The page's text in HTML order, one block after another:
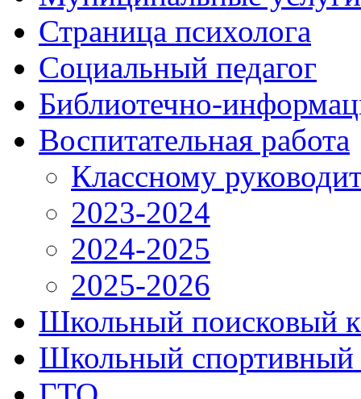
Страница психолога
Социальный педагог
Библиотечно-
Воспитательная работа
Классному
2023-2024
2024-2025
2025-2026
Школьный поисковый
Школьный спортивный